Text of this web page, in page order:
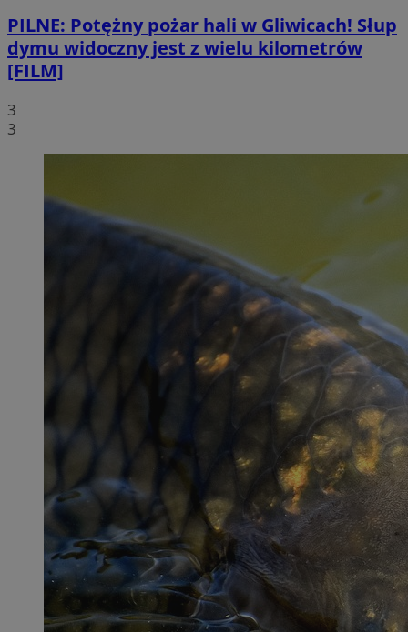
PILNE: Potężny pożar hali w Gliwicach! Słup
dymu widoczny jest z wielu kilometrów
[FILM]
3
3